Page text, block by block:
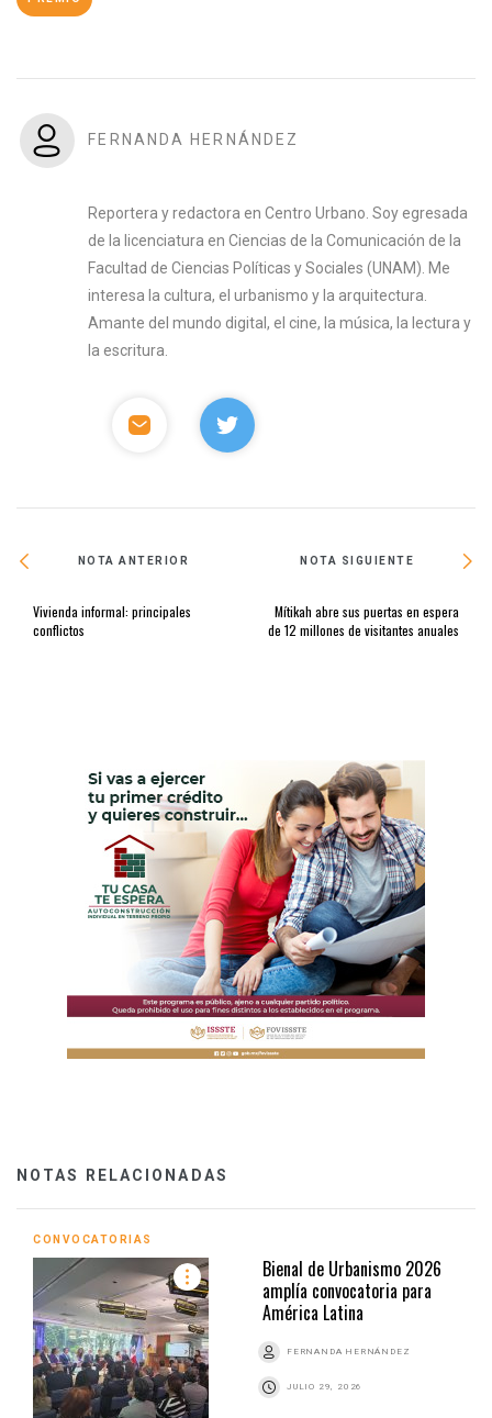
FERNANDA HERNÁNDEZ
Reportera y redactora en Centro Urbano. Soy egresada
de la licenciatura en Ciencias de la Comunicación de la
Facultad de Ciencias Políticas y Sociales (UNAM). Me
interesa la cultura, el urbanismo y la arquitectura.
Amante del mundo digital, el cine, la música, la lectura y
la escritura.
NOTA ANTERIOR
Vivienda informal: principales
conflictos
NOTA SIGUIENTE
Mítikah abre sus puertas en espera
de 12 millones de visitantes anuales
NOTAS RELACIONADAS
CONVOCATORIAS
Bienal de Urbanismo 2026
amplía convocatoria para
América Latina
FERNANDA HERNÁNDEZ
JULIO 29, 2026